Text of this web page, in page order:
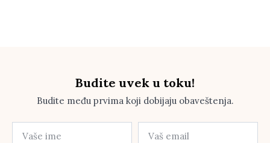
Budite uvek u toku!
Budite među prvima koji dobijaju obaveštenja.